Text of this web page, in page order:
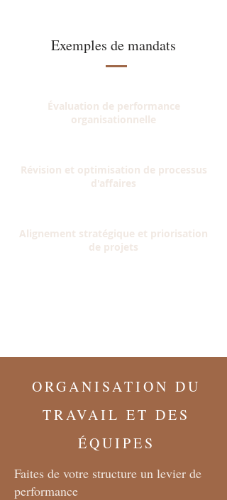
Exemples de mandats
Évaluation de performance
organisationnelle
Révision et optimisation de processus
d'affaires
Alignement stratégique et priorisation
de projets
ORGANISATION DU
TRAVAIL ET DES
ÉQUIPES
Faites de votre structure un levier de
performance